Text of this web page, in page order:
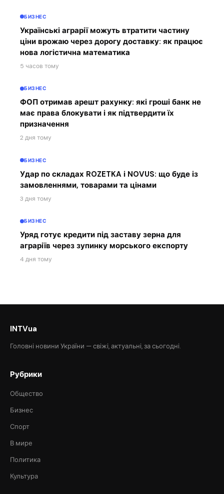
БИЗНЕС
Українські аграрії можуть втратити частину
ціни врожаю через дорогу доставку: як працює
нова логістична математика
5 часов тому
БИЗНЕС
ФОП отримав арешт рахунку: які гроші банк не
має права блокувати і як підтвердити їх
призначення
2 дня тому
БИЗНЕС
Удар по складах ROZETKA і NOVUS: що буде із
замовленнями, товарами та цінами
3 дня тому
БИЗНЕС
Уряд готує кредити під заставу зерна для
аграріїв через зупинку морського експорту
4 дня тому
INTVua
Головні новини України — свіжі, актуальні, за сьогодні.
Рубрики
Общество
Бизнес
Спорт
В мире
Политика
Культура